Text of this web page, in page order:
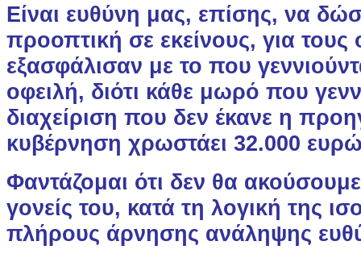
Είναι ευθύνη μας, επίσης, να
προοπτική σε εκείνους, για τους
εξασφάλισαν με το που
οφειλή, διότι κάθε μωρό που
διαχείριση που δεν έκανε η
κυβέρνηση χρωστάει 32.000
Φαντάζομαι ότι δεν θα ακούσουμε
γονείς του, κατά τη λογική της
πλήρους άρνησης ανάληψης